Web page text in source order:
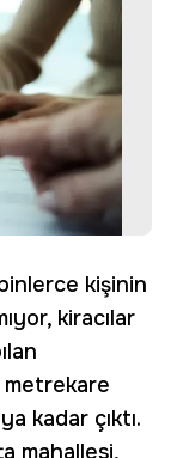
kişinin
kiracılar
metrekare
kadar çıktı.
mahallesi,